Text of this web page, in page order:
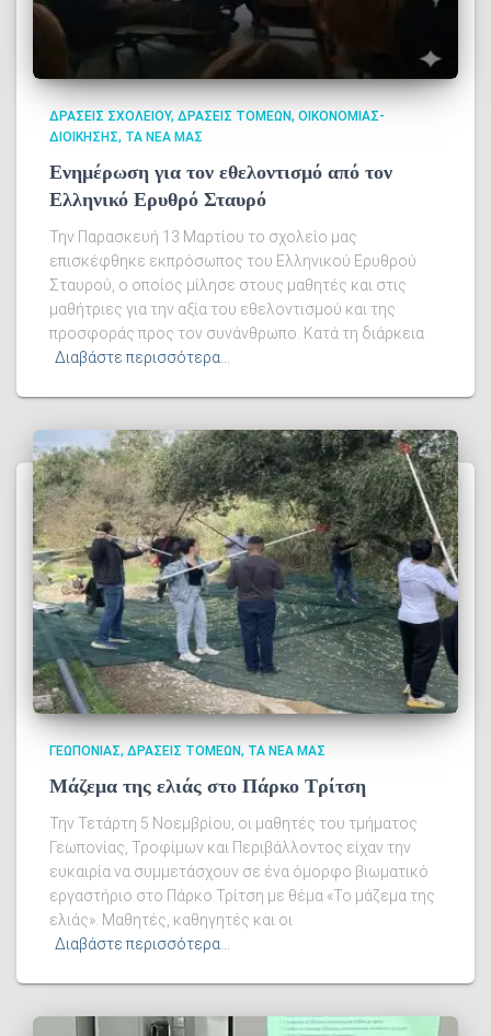
ΔΡΆΣΕΙΣ ΣΧΟΛΕΊΟΥ ΔΡΆΣΕΙΣ ΤΟΜΈΩΝ ΟΙΚΟΝΟΜΊΑΣ-
ΔΙΟΊΚΗΣΗΣ ΤΑ ΝΈΑ ΜΑΣ
Ενημέρωση για τον εθελοντισμό από τον
Ελληνικό Ερυθρό Σταυρό
Την Παρασκευή 13 Μαρτίου το σχολείο μας
επισκέφθηκε εκπρόσωπος του Ελληνικού Ερυθρού
Σταυρού, ο οποίος μίλησε στους μαθητές και στις
μαθήτριες για την αξία του εθελοντισμού και της
προσφοράς προς τον συνάνθρωπο. Κατά τη διάρκεια
Διαβάστε περισσότερα…
ΓΕΩΠΟΝΊΑΣ ΔΡΆΣΕΙΣ ΤΟΜΈΩΝ ΤΑ ΝΈΑ ΜΑΣ
Μάζεμα της ελιάς στο Πάρκο Τρίτση
Την Τετάρτη 5 Νοεμβρίου, οι μαθητές του τμήματος
Γεωπονίας, Τροφίμων και Περιβάλλοντος είχαν την
ευκαιρία να συμμετάσχουν σε ένα όμορφο βιωματικό
εργαστήριο στο Πάρκο Τρίτση με θέμα «Το μάζεμα της
ελιάς». Μαθητές, καθηγητές και οι
Διαβάστε περισσότερα…